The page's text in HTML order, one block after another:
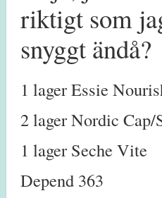
riktigt som
snyggt ändå?
1 lager Essie
2 lager Nordic
1 lager Seche Vite
Depend 363